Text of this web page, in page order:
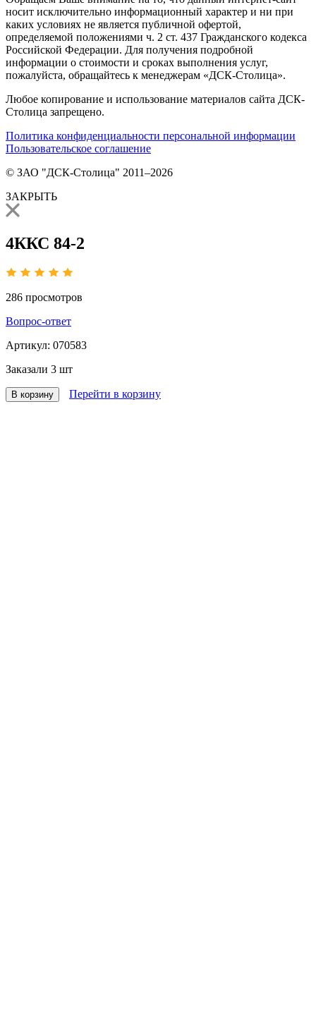
носит исключительно информационный характер и ни при
каких условиях не является публичной офертой,
определяемой положениями ч. 2 ст. 437 Гражданского кодекса
Российской Федерации. Для получения подробной
информации о стоимости и сроках выполнения услуг,
пожалуйста, обращайтесь к менеджерам «ДСК-Столица».
Любое копирование и использование материалов сайта ДСК-
Столица запрещено.
Политика конфиденциальности персональной информации
Пользовательское соглашение
© ЗАО "ДСК-Столица" 2011–2026
ЗАКРЫТЬ
4ККС 84-2
286 просмотров
Вопрос-ответ
Артикул: 070583
Заказали 3 шт
В корзину Перейти в корзину